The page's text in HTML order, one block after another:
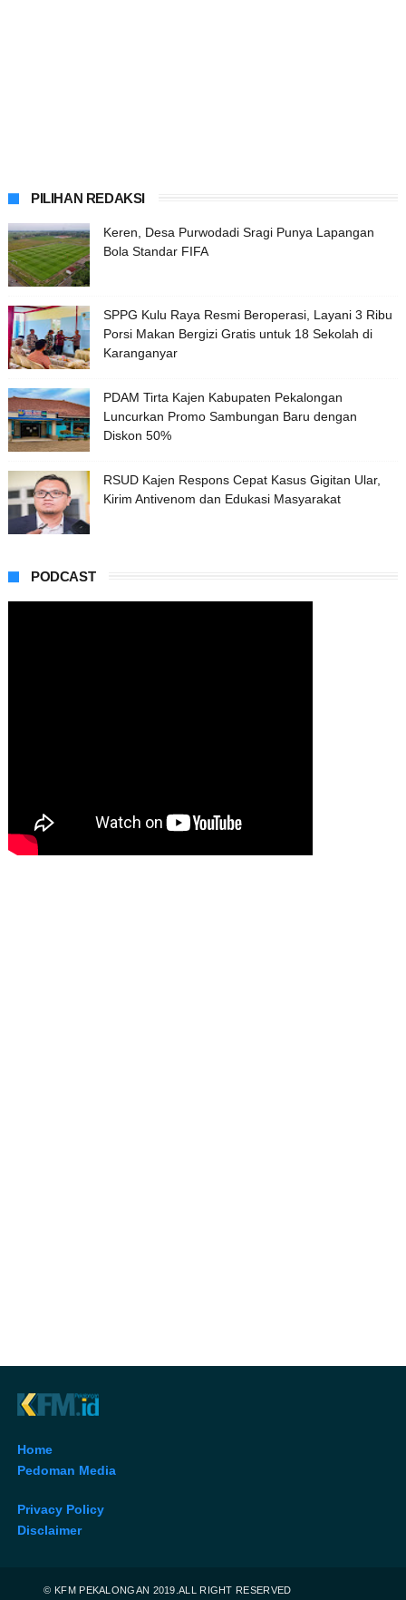
PILIHAN REDAKSI
Keren, Desa Purwodadi Sragi Punya Lapangan
Bola Standar FIFA
SPPG Kulu Raya Resmi Beroperasi, Layani 3 Ribu
Porsi Makan Bergizi Gratis untuk 18 Sekolah di
Karanganyar
PDAM Tirta Kajen Kabupaten Pekalongan
Luncurkan Promo Sambungan Baru dengan
Diskon 50%
RSUD Kajen Respons Cepat Kasus Gigitan Ular,
Kirim Antivenom dan Edukasi Masyarakat
PODCAST
Home
Pedoman Media
Privacy Policy
Disclaimer
© KFM PEKALONGAN 2019.ALL RIGHT RESERVED